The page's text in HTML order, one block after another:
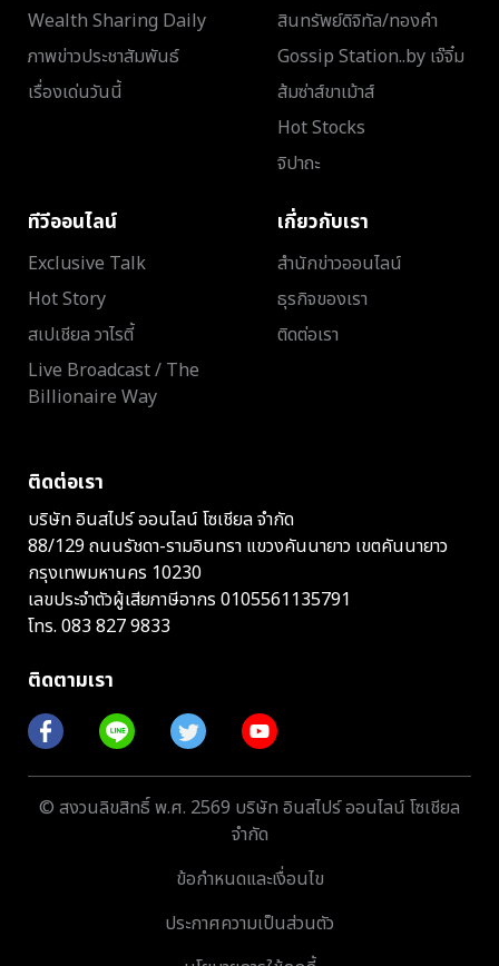
Wealth Sharing Daily
ภาพข่าวประชาสัมพันธ์
เรื่องเด่นวันนี้
สินทรัพย์ดิจิทัล/ทองคำ
Gossip Station..by เจ๊จิ๋ม
ส้มซ่าส์ขาเม้าส์
Hot Stocks
จิปาถะ
ทีวีออนไลน์
Exclusive Talk
Hot Story
สเปเชียล วาไรตี้
Live Broadcast / The
Billionaire Way
เกี่ยวกับเรา
สำนักข่าวออนไลน์
ธุรกิจของเรา
ติดต่อเรา
ติดต่อเรา
บริษัท อินสไปร์ ออนไลน์ โซเชียล จำกัด
88/129 ถนนรัชดา-รามอินทรา แขวงคันนายาว เขตคันนายาว
กรุงเทพมหานคร 10230
เลขประจำตัวผู้เสียภาษีอากร 0105561135791
โทร. 083 827 9833
ติดตามเรา
© สงวนลิขสิทธิ์ พ.ศ. 2569 บริษัท อินสไปร์ ออนไลน์ โซเชียล
จำกัด
ข้อกำหนดและเงื่อนไข
ประกาศความเป็นส่วนตัว